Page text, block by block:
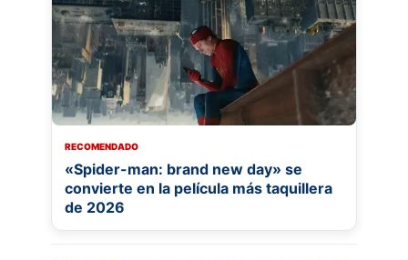
RECOMENDADO
«Spider-man: brand new day» se
convierte en la película más taquillera
de 2026